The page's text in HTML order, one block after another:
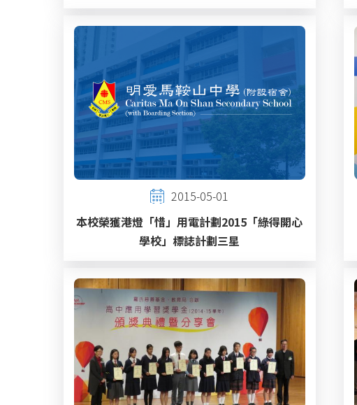
2015-05-01
本校榮獲港燈「惜」用電計劃2015「綠得開心
學校」標誌計劃三星